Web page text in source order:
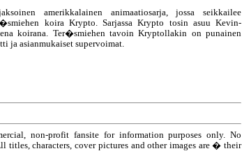
amerikkalainen animaatiosarja, jossa seikkailee
koira Krypto. Sarjassa Krypto tosin asuu Kevin-
koirana. Ter�smiehen tavoin Kryptollakin on punainen
ja asianmukaiset supervoimat.
non-profit fansite for information purposes only. No
titles, characters, cover pictures and other images are � their